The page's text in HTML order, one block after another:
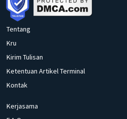
Tentang
Kru
Kirim Tulisan
Ketentuan Artikel Terminal
Kontak
Kerjasama